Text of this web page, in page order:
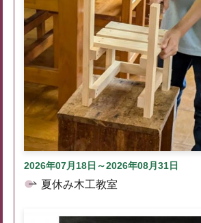
2026年07月18日～2026年08月31日
夏休み木工教室